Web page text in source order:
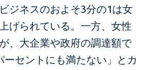
ジネスのおよそ3分の1は女
げられている。一方、女性
、大企業や政府の調達額で
ーセントにも満たない」とカ